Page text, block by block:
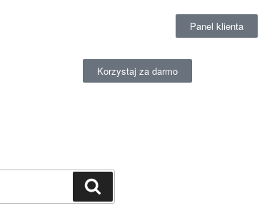
Panel klienta
Korzystaj za darmo